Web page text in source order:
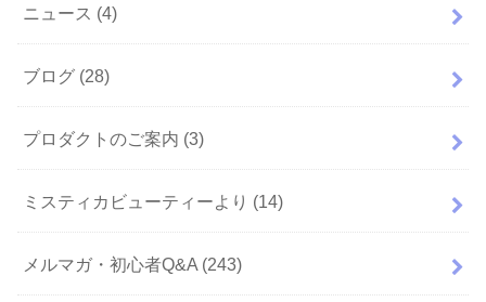
ニュース (4)
ブログ (28)
プロダクトのご案内 (3)
ミスティカビューティーより (14)
メルマガ・初心者Q&A (243)